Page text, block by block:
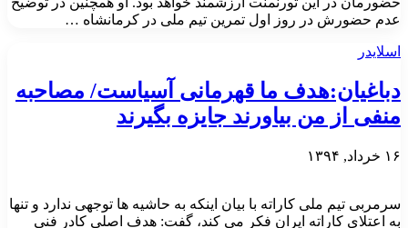
عدم حضورش در روز اول تمرین تیم ملی در کرمانشاه …
اسلایدر
دباغیان:هدف ما قهرمانی آسیاست/ مصاحبه
منفی از من بیاورند جایزه بگیرند
۱۶ خرداد, ۱۳۹۴
سرمربی تیم ملی کاراته با بیان اینکه به حاشیه ها توجهی ندارد و تنها
به اعتلای کاراته ایران فکر می کند، گفت: هدف اصلی کادر فنی